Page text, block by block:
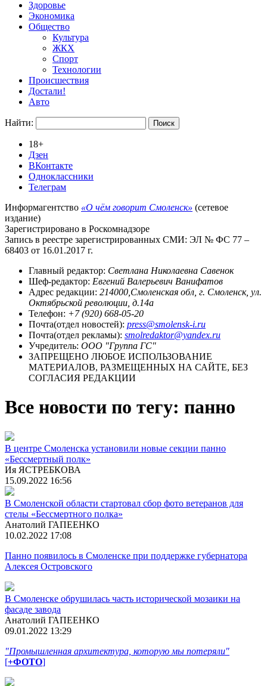
Здоровье
Экономика
Общество
Культура
ЖКХ
Спорт
Технологии
Происшествия
Достали!
Авто
Найти:
18+
Дзен
ВКонтакте
Одноклассники
Телеграм
Информагентство «О чём говорит Смоленск» (сетевое
издание)
Зарегистрировано в Роскомнадзоре
Запись в реестре зарегистрированных СМИ: ЭЛ № ФС 77 –
68403 от 16.01.2017 г.
Главный редактор: Светлана Николаевна Савенок
Шеф-редактор: Евгений Валерьевич Ванифатов
Адрес редакции: 214000,Смоленская обл, г. Смоленск, ул.
Октябрьской революции, д.14а
Телефон: +7 (920) 668-05-20
Почта(отдел новостей): press@smolensk-i.ru
Почта(отдел рекламы): smolredaktor@yandex.ru
Учредитель: ООО "Группа ГС"
ЗАПРЕЩЕНО ЛЮБОЕ ИСПОЛЬЗОВАНИЕ
МАТЕРИАЛОВ, РАЗМЕЩЕННЫХ НА САЙТЕ, БЕЗ
СОГЛАСИЯ РЕДАКЦИИ
Все новости по тегу: панно
В центре Смоленска установили новые секции панно
«Бессмертный полк»
Ия ЯСТРЕБКОВА
15.09.2022 16:56
В Смоленской области стартовал сбор фото ветеранов для
стелы «Бессмертного полка»
Анатолий ГАПЕЕНКО
10.02.2022 17:08
Панно появилось в Смоленске при поддержке губернатора
Алексея Островского
В Смоленске обрушилась часть исторической мозаики на
фасаде завода
Анатолий ГАПЕЕНКО
09.01.2022 13:29
"Промышленная архитектура, которую мы потеряли"
[+ФОТО]